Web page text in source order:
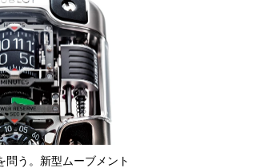
問う。新型ムーブメント